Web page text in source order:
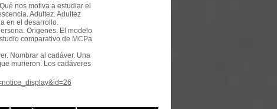
nos motiva a estudiar el
Adultez. Adultez
en el desarrollo.
Origenes. El modelo
comparativo de MCPa
Nombrar al cadáver. Una
murieron. Los cadáveres